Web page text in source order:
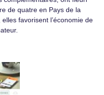
de quatre en Pays de la
favorisent l’économie de